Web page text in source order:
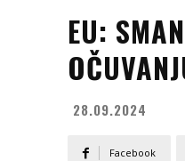
EU:
28.09.2024
Facebook